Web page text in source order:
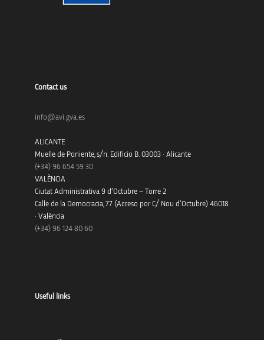
Contact us
info@avi.gva.es
ALICANTE
Muelle de Poniente, s/n. Edificio B. 03003 · Alicante
(+34) 96 654 59 30
VALÈNCIA
Ciutat Administrativa 9 d’Octubre – Torre 2
Calle de la Democracia, 77 (Acceso por C/ Nou d’Octubre) 46018
· València
(+34) 96 124 80 60
Useful links